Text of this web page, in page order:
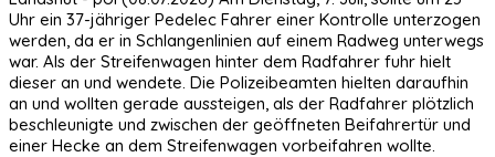
Uhr ein 37-jähriger Pedelec Fahrer einer Kontrolle unterzogen
werden, da er in Schlangenlinien auf einem Radweg unterwegs
war. Als der Streifenwagen hinter dem Radfahrer fuhr hielt
dieser an und wendete. Die Polizeibeamten hielten daraufhin
an und wollten gerade aussteigen, als der Radfahrer plötzlich
beschleunigte und zwischen der geöffneten Beifahrertür und
einer Hecke an dem Streifenwagen vorbeifahren wollte.